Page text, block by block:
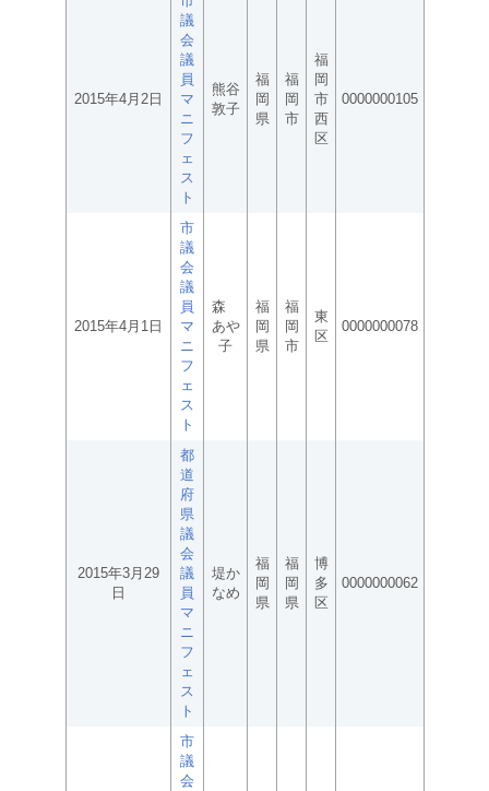
2015年4月2日
議
会
議
員
マ
ニ
フ
ェ
ス
ト
熊谷
敦子
福
岡
県
福
岡
市
福
岡
市
西
区
0000000105
2015年4月1日
市
議
会
議
員
マ
ニ
フ
ェ
ス
ト
森
あや
子
福
岡
県
福
岡
市
東
区
0000000078
2015年3月29
日
都
道
府
県
議
会
議
員
マ
ニ
フ
ェ
ス
ト
堤か
なめ
福
岡
県
福
岡
県
博
多
区
0000000062
市
議
会